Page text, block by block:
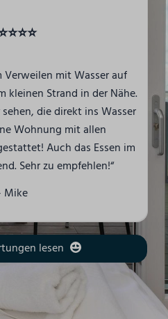
Verweilen mit Wasser auf
kleinen Strand in der Nähe.
die direkt ins Wasser
Wohnung mit allen
Auch das Essen im
Sehr zu empfehlen!“
Mike
lesen